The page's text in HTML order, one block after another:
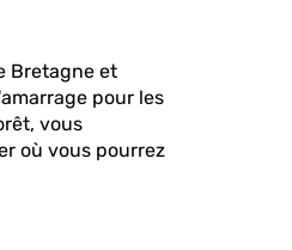
Bretagne et
pour les
vous
où vous pourrez